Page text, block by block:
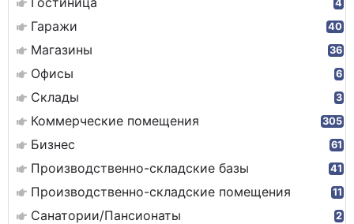
4
Гаражи 40
Магазины 36
Офисы 6
Склады 3
Коммерческие помещения 305
Бизнес 61
Производственно-складские базы 41
Производственно-складские помещения 11
Санатории/Пансионаты 2